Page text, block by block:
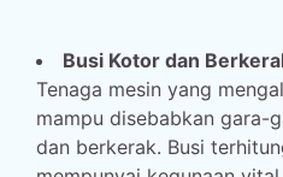
Busi Kotor dan
Tenaga mesin yang
mampu disebabkan gara-
dan berkerak. Busi